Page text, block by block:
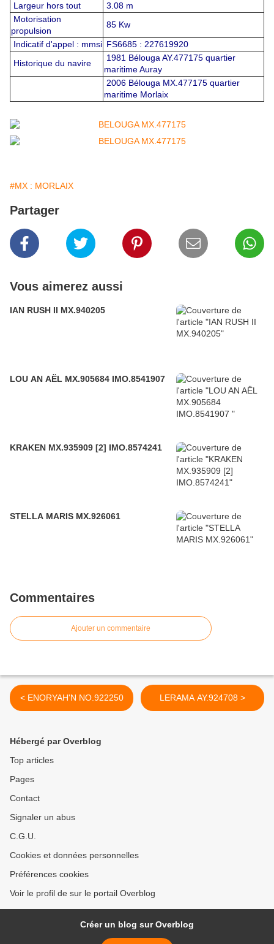
Largeur hors tout
3.08 m
Motorisation
propulsion
85 Kw
Indicatif d'appel : mmsi FS6685 : 227619920
Historique du navire
1981 Bélouga AY.477175 quartier
maritime Auray
2006 Bélouga MX.477175 quartier
maritime Morlaix
#MX : MORLAIX
Partager
Vous aimerez aussi
IAN RUSH II MX.940205
LOU AN AËL MX.905684 IMO.8541907
KRAKEN MX.935909 [2] IMO.8574241
STELLA MARIS MX.926061
Commentaires
Ajouter un commentaire
< ENORYAH'N NO.922250 LERAMA AY.924708 >
Hébergé par Overblog
Top articles
Pages
Contact
Signaler un abus
C.G.U.
Cookies et données personnelles
Préférences cookies
Voir le profil de sur le portail Overblog
Créer un blog sur Overblog